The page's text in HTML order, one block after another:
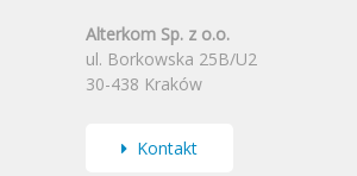
Alterkom Sp. z o.o.
ul. Borkowska 25B/U2
30-438 Kraków
Kontakt